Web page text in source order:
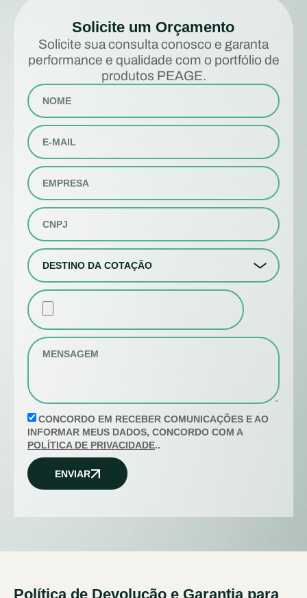
Solicite um Orçamento
Solicite sua consulta conosco e garanta
performance e qualidade com o portfólio de
produtos PEAGE.
CONCORDO EM RECEBER COMUNICAÇÕES E AO
INFORMAR MEUS DADOS, CONCORDO COM A
POLÍTICA DE PRIVACIDADE..
ENVIAR
Política de Devolução e Garantia para